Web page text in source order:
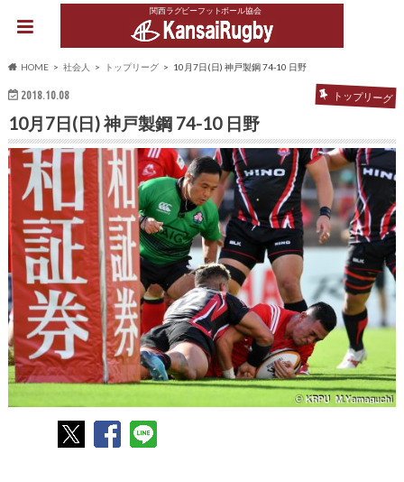
関西ラグビーフットボール協会
HOME 社会人 トップリーグ 10月7日(日) 神戸製鋼 74-10 日野
2018.10.08 トップリーグ
10月7日(日) 神戸製鋼 74-10 日野